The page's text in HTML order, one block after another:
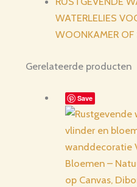
WATERLELIES
WOONKAMER OF
Gerelateerde producten
Save
wanddecoratie
Bloemen –
op Canvas,